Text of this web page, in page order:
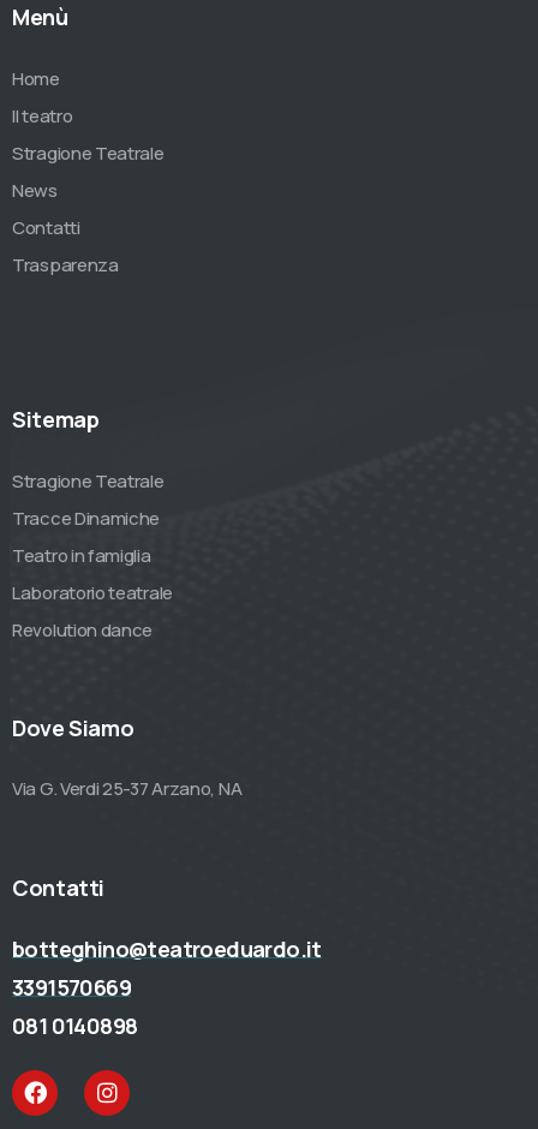
Menù
Home
Il teatro
Stragione Teatrale
News
Contatti
Trasparenza
Sitemap
Stragione Teatrale
Tracce Dinamiche
Teatro in famiglia
Laboratorio teatrale
Revolution dance
Dove Siamo
Via G. Verdi 25-37 Arzano, NA
Contatti
botteghino@teatroeduardo.it
3391570669
081 0140898